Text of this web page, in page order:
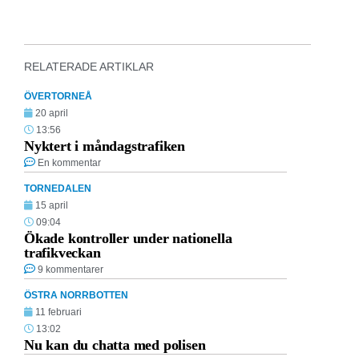
RELATERADE ARTIKLAR
ÖVERTORNEÅ
20 april
13:56
Nyktert i måndagstrafiken
En kommentar
TORNEDALEN
15 april
09:04
Ökade kontroller under nationella
trafikveckan
9 kommentarer
ÖSTRA NORRBOTTEN
11 februari
13:02
Nu kan du chatta med polisen